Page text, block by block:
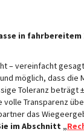
in
– vereinfacht gesagt
möglich, dass die
Toleranz beträgt
volle Transparenz
das
im Abschnitt „